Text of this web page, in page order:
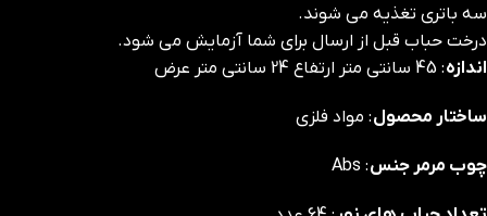
سه باتری تغذیه می شوند.
درخت حباب قبل از ارسال برای شما آزمایش می شود.
اندازه: 45 سانتی متر ارتفاع 24 سانتی متر عرض
ساختار محصول: مواد فلزی
چوب مرمر جنس: Abs